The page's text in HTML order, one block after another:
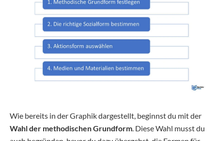
Wie bereits in der Graphik dargestellt, beginnst du mit der
Wahl der methodischen Grundform. Diese Wahl musst du